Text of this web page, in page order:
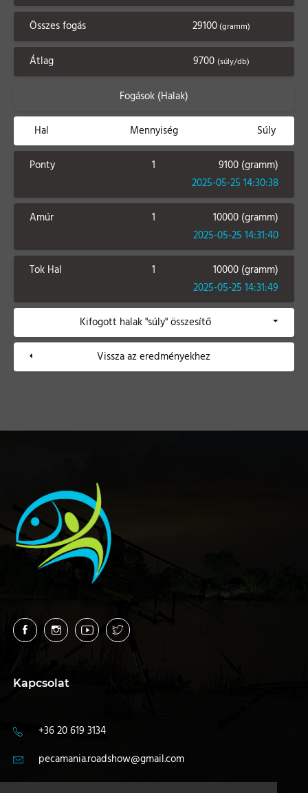
Összes fogás 29100 (gramm)
Átlag 9700 (súly/db)
Fogások (Halak)
Hal Mennyiség Súly
Ponty 1
9100 (gramm)
2025-05-25 14:30:38
Amúr 1
10000 (gramm)
2025-05-25 14:31:40
Tok Hal 1
10000 (gramm)
2025-05-25 14:31:49
Kifogott halak "súly" összesítő
Vissza az eredményekhez
Kapcsolat
+36 20 619 3134
pecamania.roadshow@gmail.com
4400 Nyíregyháza